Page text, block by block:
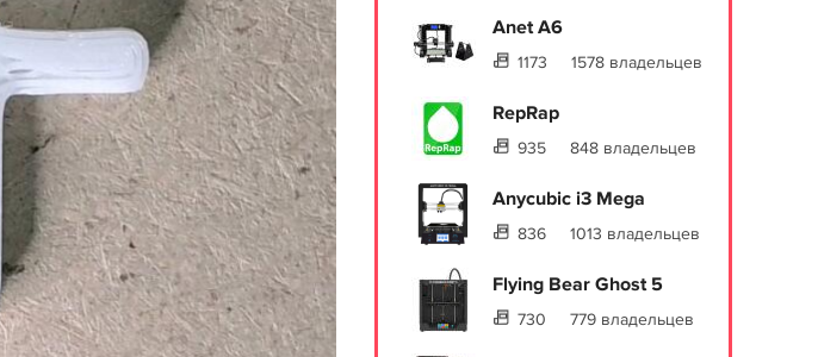
Anet A6
1173 1578 владельцев
RepRap
935 848 владельцев
Anycubic i3 Mega
836 1013 владельцев
Flying Bear Ghost 5
730 779 владельцев